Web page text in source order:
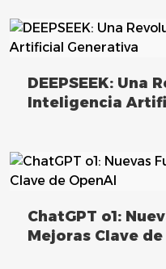
DEEPSEEK: Una
Inteligencia
ChatGPT o1:
Mejoras Clave de